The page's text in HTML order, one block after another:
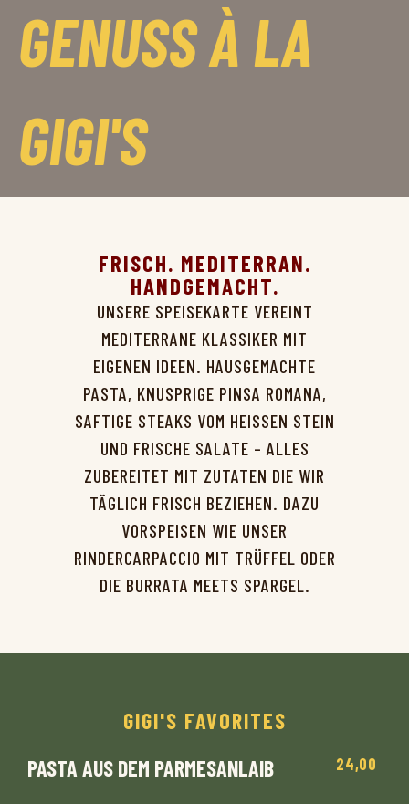
GENUSS À LA
GIGI'S
FRISCH. MEDITERRAN.
HANDGEMACHT.
UNSERE SPEISEKARTE VEREINT
MEDITERRANE KLASSIKER MIT
EIGENEN IDEEN. HAUSGEMACHTE
PASTA, KNUSPRIGE PINSA ROMANA,
SAFTIGE STEAKS VOM HEISSEN STEIN U
ND FRISCHE SALATE – ALLES Z
UBEREITET MIT ZUTATEN DIE WIR T
ÄGLICH FRISCH BEZIEHEN. DAZU V
ORSPEISEN WIE UNSER R
INDERCARPACCIO MIT TRÜFFEL ODER D
IE BURRATA MEETS SPARGEL.
GIGI'S FAVORITES
PASTA AUS DEM PARMESANLAIB
24,00